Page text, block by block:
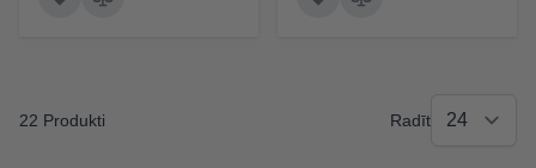
22 Produkti Radīt